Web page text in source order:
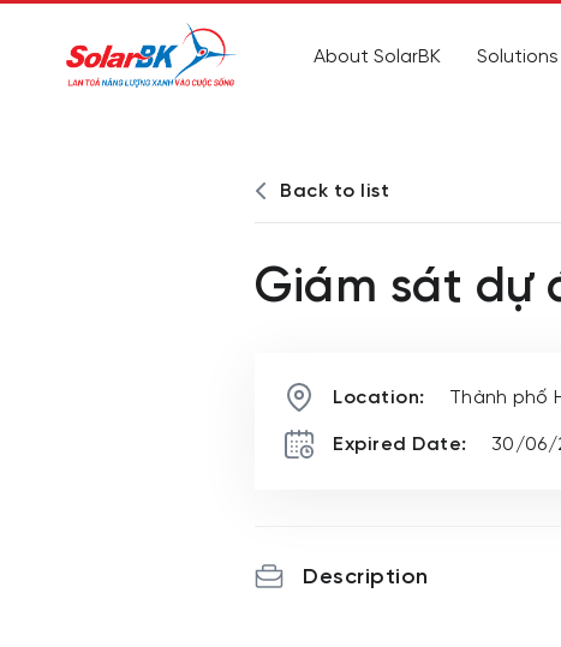
About SolarBK Solutions
Back to list
Giám sát dự
Location: Thành phố
Expired Date: 30/06/
Description